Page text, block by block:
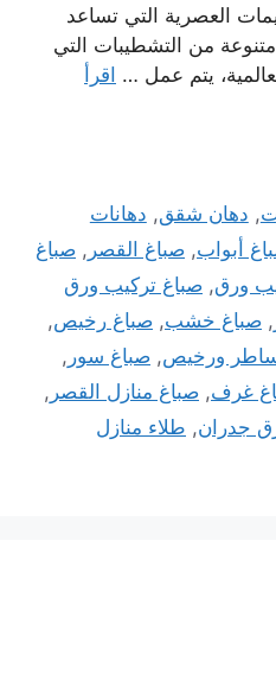
العصرية التي تساعد
من التشطيبات التي
يتم عمل … اقرأ
, دهان شقق, دهانات
أبواب, صباغ القصر , صباغ
ورق, صباغ تركيب ورق
, صباغ خشب, صباغ رخيص,
ورخيص, صباغ سور ,
غرف, صباغ منازل القصر ,
جدران, طلاء منازل